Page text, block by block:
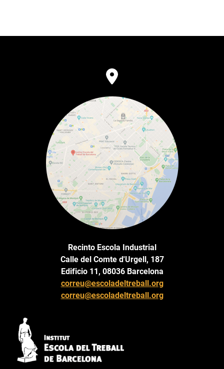
Recinto Escola Industrial
Calle del Comte d'Urgell, 187
Edificio 11, 08036 Barcelona
correu@escoladeltreball.org
correu@escoladeltreball.org